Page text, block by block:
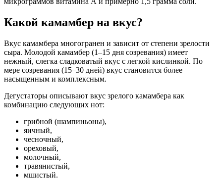
Какой камамбер на вкус?
Вкус камамбера многогранен и зависит от степени зрелости
сыра. Молодой камамбер (1–15 дня созревания) имеет
нежный, слегка сладковатый вкус с легкой кислинкой. По
мере созревания (15–30 дней) вкус становится более
насыщенным и комплексным.
Дегустаторы описывают вкус зрелого камамбера как
комбинацию следующих нот:
грибной (шампиньоны),
яичный,
чесночный,
ореховый,
молочный,
травянистый,
мшистый.